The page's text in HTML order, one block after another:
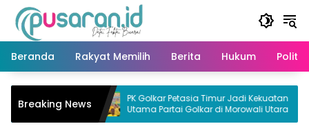
Langsung
konten
Beranda
Rakyat Memilih Berita Hukum Politik
Breaking News
PK Golkar Petasia Timur Jadi Kekuatan
Utama Partai Golkar di Morowali Utara